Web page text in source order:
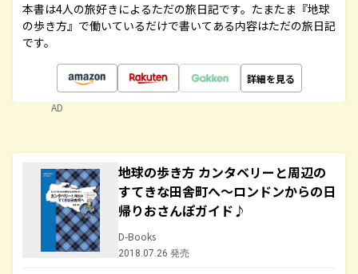
本書は4人の旅好きによるただの旅日記です。たまたま『地球
の歩き方』で働いているだけで書いてある内容はただの旅日記
です。
詳細を見る
AD
地球の歩き方 カンタベリーと周辺の
すてきな田舎町へ～ロンドンからの日
帰りおさんぽガイド♪
D-Books
2018.07.26 発売